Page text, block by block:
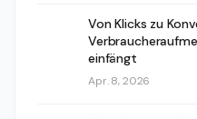
Von Klicks zu
einfängt
Apr. 8, 2026